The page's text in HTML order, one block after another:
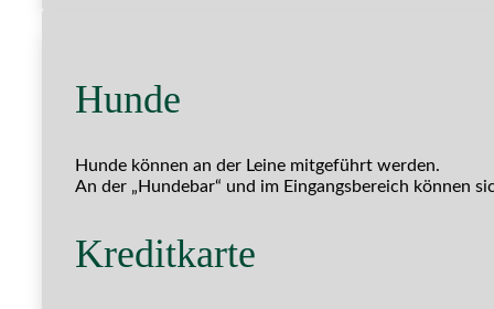
Hunde
Hunde können an der Leine mitgeführt werden.
An der „Hundebar“ und im Eingangsbereich können
Kreditkarte